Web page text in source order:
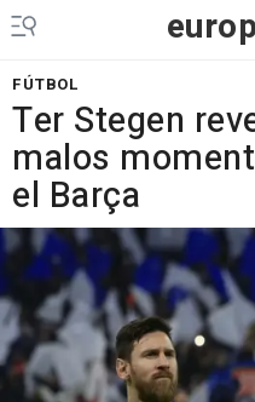
FÚTBOL
Ter Stegen
malos
el Barça